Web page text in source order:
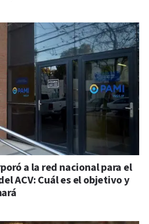
a la red nacional para el
ACV: Cuál es el objetivo y